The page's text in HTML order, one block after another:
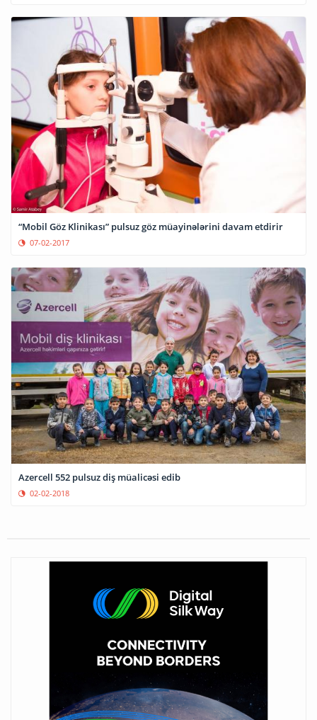
“Mobil Göz Klinikası” pulsuz göz müayinələrini davam etdirir
07-02-2017
Azercell 552 pulsuz diş müalicəsi edib
02-02-2018